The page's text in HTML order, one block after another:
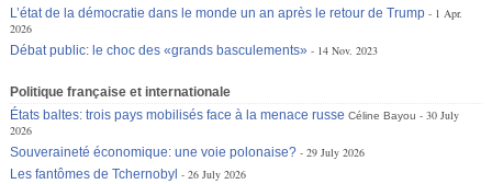
L’état de la démocratie dans le monde un an après le retour de Trump
1 Apr.
2026
Débat public: le choc des «grands basculements»
14 Nov. 2023
Politique française et internationale
États baltes: trois pays mobilisés face à la menace russe Céline Bayou
30 July
2026
Souveraineté économique: une voie polonaise?
29 July 2026
Les fantômes de Tchernobyl
26 July 2026